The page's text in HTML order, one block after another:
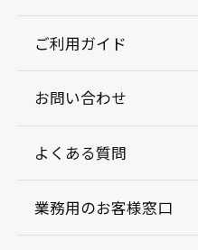
ご利用ガイド
お問い合わせ
よくある質問
業務用のお客様窓口